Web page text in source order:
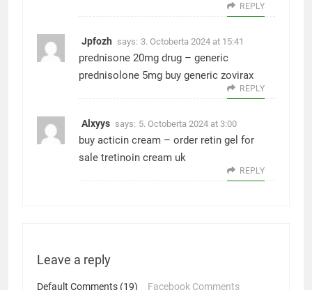
REPLY
Jpfozh says: 3. Octoberta 2024 at 15:41
prednisone 20mg drug – generic
prednisolone 5mg buy generic zovirax
REPLY
Alxyys says: 5. Octoberta 2024 at 3:00
buy acticin cream – order retin gel for
sale tretinoin cream uk
REPLY
Leave a reply
Default Comments (19) Facebook Comments